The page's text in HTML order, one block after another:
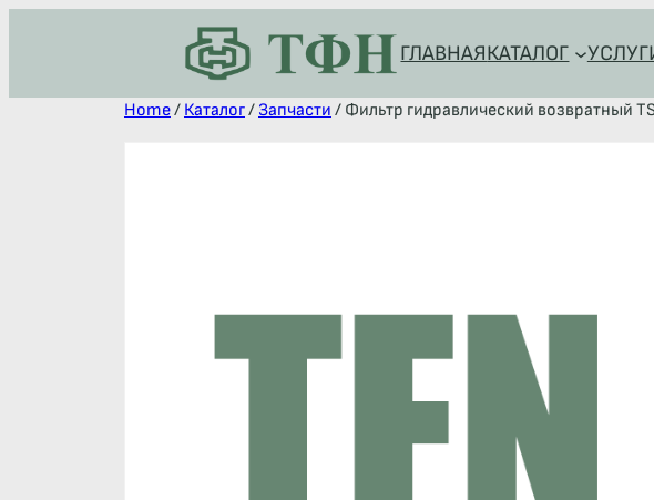
ГЛАВНАЯКАТАЛОГ
Home/ Каталог/ Запчасти / Фильтр гидравлический возвратный